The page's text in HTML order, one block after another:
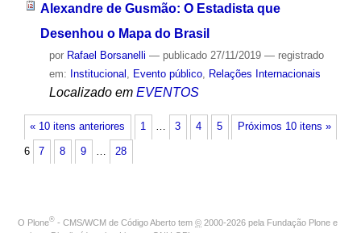
Alexandre de Gusmão: O Estadista que
Desenhou o Mapa do Brasil
por Rafael Borsanelli — publicado27/11/2019 — registrado
em: Institucional , Evento público, Relações Internacionais
Localizado em EVENTOS
« 10 itens anteriores Próximos 10 itens »
1 … 3 4 5
6 7 8 9 … 28
O Plone® - CMS/WCM de Código Aberto tem © 2000-2026 pela Fundação Plone e